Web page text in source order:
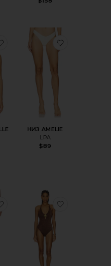
КУПАЛЬНИК CANNES
избранноеТОП MIRABELLE
НИЗ AMELIE
LPA
$89
RIANNE
избранноеЮБКА RIANNE